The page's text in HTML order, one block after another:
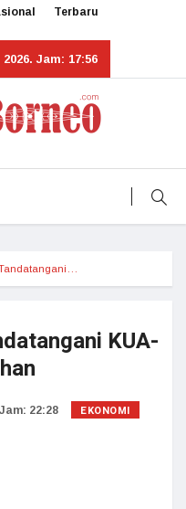
Terbaru
Jam: 17:56
KUA-
22:28 EKONOMI